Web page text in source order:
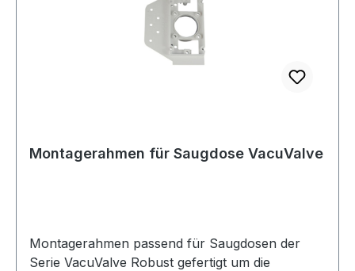
Kunststoffprodukte, eben auch für
Zentralstaubsauger gefertigt.
Montagerahmen für Saugdose VacuValve
Montagerahmen passend für Saugdosen der
Serie VacuValve Robust gefertigt um die